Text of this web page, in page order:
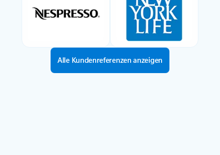
Alle Kundenreferenzen anzeigen